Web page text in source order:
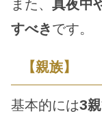
また、 真夜中
すべきです。
【親族】
基本的には3